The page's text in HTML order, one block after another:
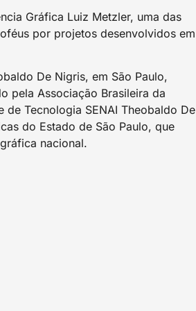
Gráfica Luiz Metzler, uma das
por projetos desenvolvidos em
De Nigris, em São Paulo,
pela Associação Brasileira da
de Tecnologia SENAI Theobaldo De
do Estado de São Paulo, que
nacional.